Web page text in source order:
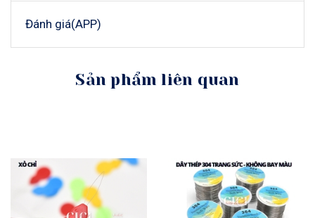
Đánh giá(APP)
Sản phẩm liên quan